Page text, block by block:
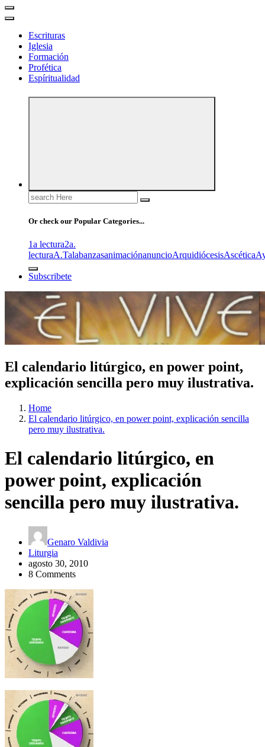
Escrituras
Iglesia
Formación
Profética
Espíritualidad
Search
for:
Or check our Popular Categories...
1a lectura2a.
lecturaA.TalabanzasanimaciónanuncioArquidiócesisAscética
Subscribete
El calendario litúrgico, en power point,
explicación sencilla pero muy ilustrativa.
Home
El calendario litúrgico, en power point, explicación sencilla
pero muy ilustrativa.
El calendario litúrgico, en
power point, explicación
sencilla pero muy ilustrativa.
Genaro Valdivia
Liturgia
agosto 30, 2010
8 Comments